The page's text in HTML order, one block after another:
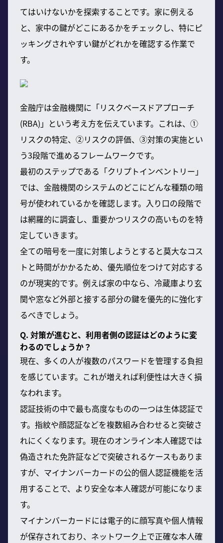
てはいけないかを探索することです。家に例える
と、家中の鍵がどこにあるかをチェックし、特にピ
ッキングされやすい鍵がどれかを確認する作業で
す。
金融庁は金融機関に「リスクベースドアプローチ
(RBA)」という考え方を伝えています。これは、①
リスクの特定、②リスクの評価、③対策の実施とい
う3段階で進めるフレームワークです。
最初のステップである「クリプトインベントリー」
では、金融機関のシステムのどこにどんな種類の暗
号が使われているかを確認します。入り口の段階で
は網羅的に調査し、重要かつリスクの高いものを特
定していきます。
全ての暗号を一度に対策しようとすると莫大なコス
トと時間がかかるため、優先順位をつけて対応する
のが現実的です。例えば家の中なら、冷蔵庫より玄
関や窓など外部と接する部分の鍵を優先的に強化す
るべきでしょう。
Q. 対策が進むと、利用者側の認証はどのように変
わるのでしょうか？
現在、多くの人が複数のパスワードを管理する負担
を感じています。これが増えれば利便性は大きく損
なわれます。
認証技術の中で最も高度なものの一つは生体認証で
す。指紋や顔認証などを複数組み合わせると突破さ
れにくくなります。現在のオンライン本人確認では
偽造された免許証などで突破されるケースもありま
すが、マイナンバーカードの公的個人認証機能を活
用することで、より安全な本人確認が可能になりま
す。
マイナンバーカードには電子的に顔写真や個人情報
が保存されており、ネットワーク上で正確な本人確